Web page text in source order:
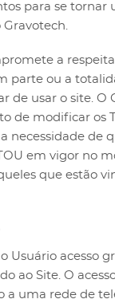
para se tornar
Gravotech.
a
parte ou a
de usar o site. O
de modificar os
necessidade de
em vigor no
que estão
Usuário acesso
ao Site. O
a uma rede de